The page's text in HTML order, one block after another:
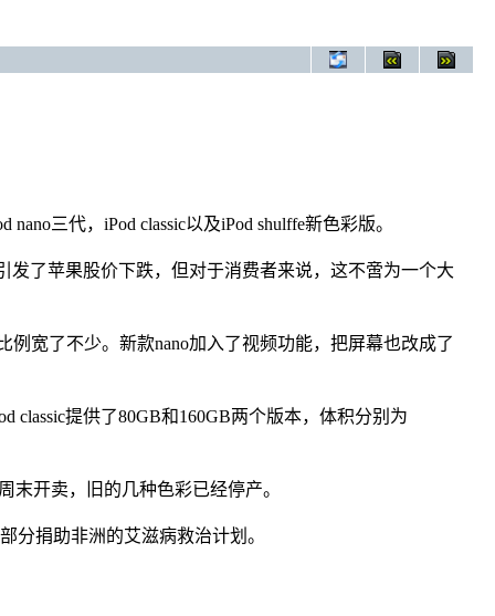
三代，iPod classic以及iPod shulffe新色彩版。
发了苹果股价下跌，但对于消费者来说，这不啻为一个大
例宽了不少。新款nano加入了视频功能，把屏幕也改成了
classic提供了80GB和160GB两个版本，体积分别为
末开卖，旧的几种色彩已经停产。
分捐助非洲的艾滋病救治计划。